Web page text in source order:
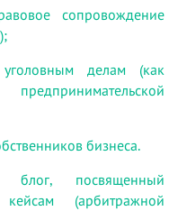
сопровождение
делам (как
бизнеса.
блог, посвященный
(арбитражной